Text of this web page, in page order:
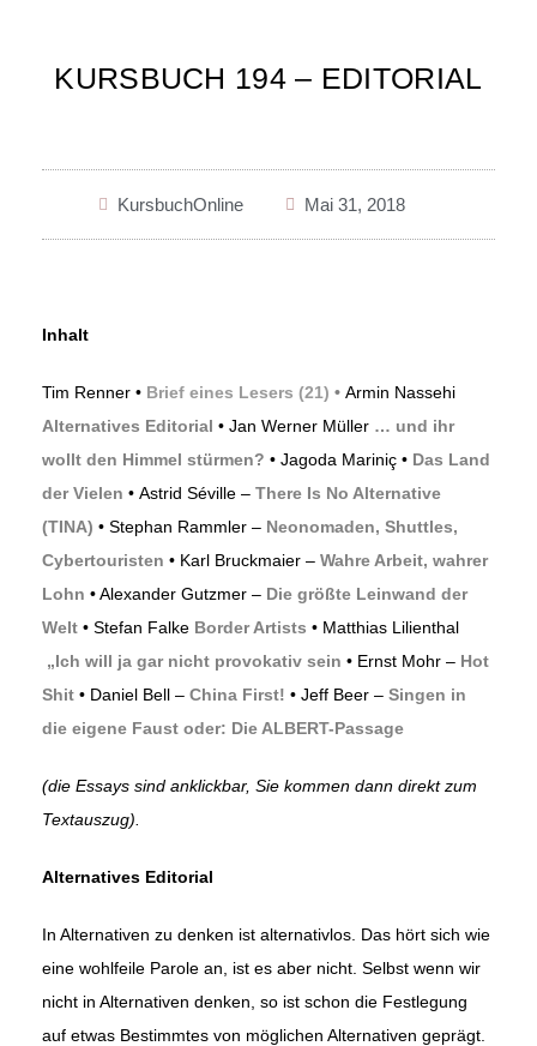
KURSBUCH 194 – EDITORIAL
KursbuchOnline Mai 31, 2018
Inhalt
Tim Renner • Brief eines Lesers (21) • Armin Nassehi
Alternatives Editorial • Jan Werner Müller … und ihr
wollt den Himmel stürmen? • Jagoda Mariniç • Das Land
der Vielen • Astrid Séville – There Is No Alternative
(TINA) • Stephan Rammler – Neonomaden, Shuttles,
Cybertouristen • Karl Bruckmaier – Wahre Arbeit, wahrer
Lohn • Alexander Gutzmer – Die größte Leinwand der
Welt • Stefan Falke Border Artists • Matthias Lilienthal
„Ich will ja gar nicht provokativ sein • Ernst Mohr – Hot
Shit • Daniel Bell – China First! • Jeff Beer – Singen in
die eigene Faust oder: Die ALBERT-Passage
(die Essays sind anklickbar, Sie kommen dann direkt zum
Textauszug).
Alternatives Editorial
In Alternativen zu denken ist alternativlos. Das hört sich wie
eine wohlfeile Parole an, ist es aber nicht. Selbst wenn wir
nicht in Alternativen denken, so ist schon die Festlegung
auf etwas Bestimmtes von möglichen Alternativen geprägt.